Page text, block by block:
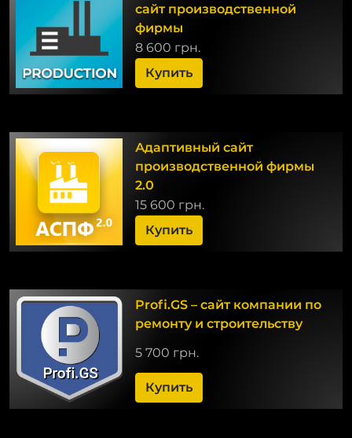
сайт производственной
фирмы
8 600 грн.
Купить
Адаптивный сайт
производственной фирмы
2.0
15 600 грн.
Купить
Profi.GS – сайт компании по
ремонту и строительству
5 700 грн.
Купить